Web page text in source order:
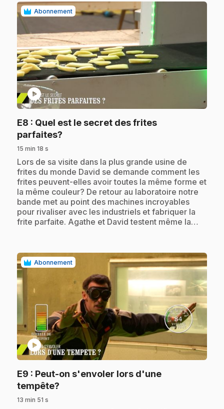
Abonnement
play_circle
E8 : Quel est le secret des frites
parfaites?
15 min 18 s
.Lors de sa visite dans la plus grande usine de
frites du monde David se demande comment les
frites peuvent-elles avoir toutes la même forme et
la même couleur? De retour au laboratoire notre
bande met au point des machines incroyables
pour rivaliser avec les industriels et fabriquer la
frite parfaite. Agathe et David testent même la…
Abonnement
play_circle
E9 : Peut-on s'envoler lors d'une
tempête?
13 min 51 s